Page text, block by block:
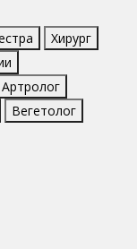
Хирург
Артролог
Вегетолог